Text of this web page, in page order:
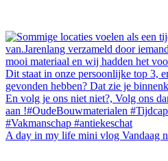
A day in my life mini vlog Vandaag